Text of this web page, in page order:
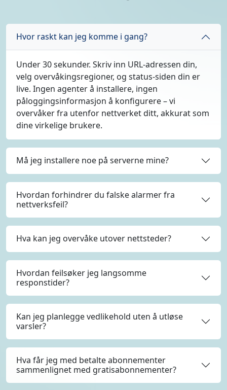
Hvor raskt kan jeg komme i gang?
Under 30 sekunder. Skriv inn URL-adressen din,
velg overvåkingsregioner, og status-siden din er
live. Ingen agenter å installere, ingen
påloggingsinformasjon å konfigurere – vi
overvåker fra utenfor nettverket ditt, akkurat som
dine virkelige brukere.
Må jeg installere noe på serverne mine?
Hvordan forhindrer du falske alarmer fra
nettverksfeil?
Hva kan jeg overvåke utover nettsteder?
Hvordan feilsøker jeg langsomme
responstider?
Kan jeg planlegge vedlikehold uten å utløse
varsler?
Hva får jeg med betalte abonnementer
sammenlignet med gratisabonnementer?